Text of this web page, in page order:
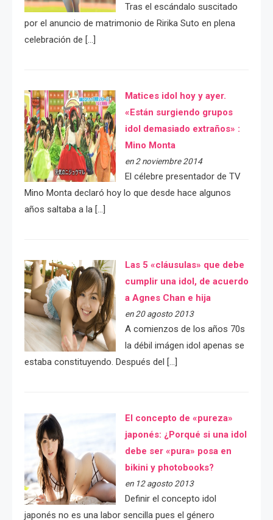
Tras el escándalo suscitado
por el anuncio de matrimonio de Ririka Suto en plena
celebración de […]
Matices idol hoy y ayer.
«Están surgiendo grupos
idol demasiado extraños» :
Mino Monta
en 2 noviembre 2014
El célebre presentador de TV
Mino Monta declaró hoy lo que desde hace algunos
años saltaba a la […]
Las 5 «cláusulas» que debe
cumplir una idol, de acuerdo
a Agnes Chan e hija
en 20 agosto 2013
A comienzos de los años 70s
la débil imágen idol apenas se
estaba constituyendo. Después del […]
El concepto de «pureza»
japonés: ¿Porqué si una idol
debe ser «pura» posa en
bikini y photobooks?
en 12 agosto 2013
Definir el concepto idol
japonés no es una labor sencilla pues el género